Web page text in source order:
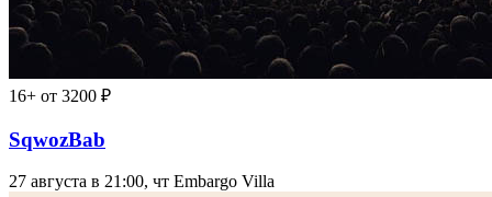
16+ от 3200 ₽
SqwozBab
27 августа в 21:00, чт Embargo Villa